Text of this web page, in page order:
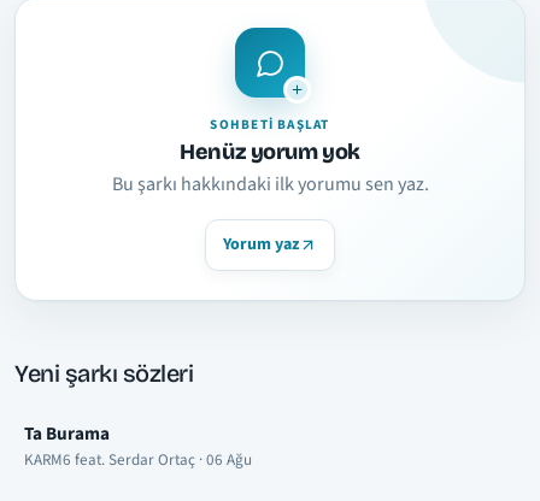
SOHBETI BAŞLAT
Henüz yorum yok
Bu şarkı hakkındaki ilk yorumu sen yaz.
Yorum yaz
Yeni şarkı sözleri
Ta Burama
KARM6 feat. Serdar Ortaç · 06 Ağu